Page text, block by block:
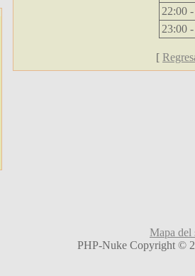
22:00
23:00
[
Mapa del
PHP-Nuke Copyright ©